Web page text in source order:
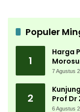
Populer
1
Harga
Lewat
7 Agustus
2
Prof Dr
6 Agustus